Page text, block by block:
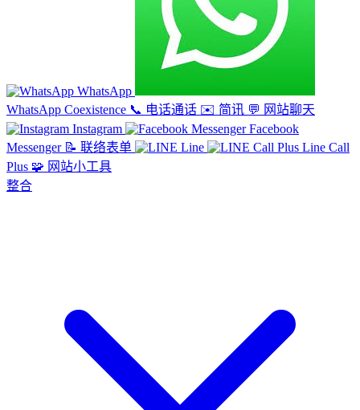
WhatsApp
WhatsApp Coexistence 📞 电话通话 ✉️ 简讯 💬 网站聊天
Instagram
Facebook
Messenger 📝 联络表单 Line
Line Call
Plus 🧩 网站小工具
整合